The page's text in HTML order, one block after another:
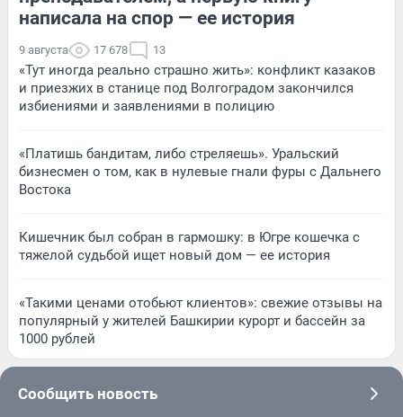
написала на спор — ее история
9 августа 17 678 13
«Тут иногда реально страшно жить»: конфликт казаков
и приезжих в станице под Волгоградом закончился
избиениями и заявлениями в полицию
«Платишь бандитам, либо стреляешь». Уральский
бизнесмен о том, как в нулевые гнали фуры с Дальнего
Востока
Кишечник был собран в гармошку: в Югре кошечка с
тяжелой судьбой ищет новый дом — ее история
«Такими ценами отобьют клиентов»: свежие отзывы на
популярный у жителей Башкирии курорт и бассейн за
1000 рублей
Сообщить новость